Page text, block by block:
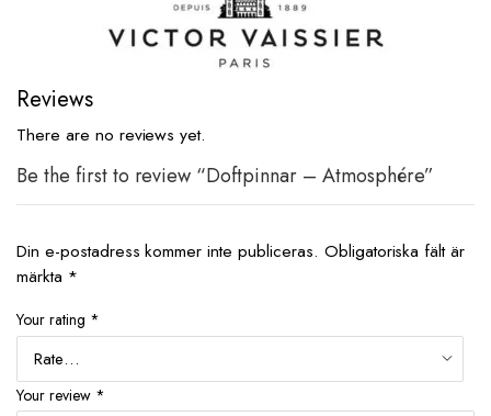
Reviews
There are no reviews yet.
Be the first to review “Doftpinnar – Atmosphére”
Din e-postadress kommer inte publiceras. Obligatoriska fält är
märkta *
Your rating *
Your review *